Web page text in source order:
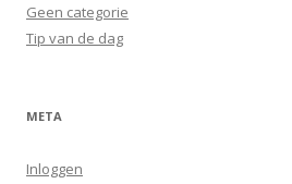
Geen categorie
Tip van de dag
META
Inloggen